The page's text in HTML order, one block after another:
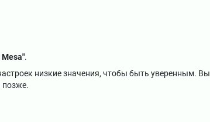
.
низкие значения, чтобы быть уверенным. Вы
позже.